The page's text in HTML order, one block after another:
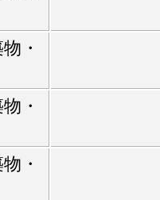
・
・
・